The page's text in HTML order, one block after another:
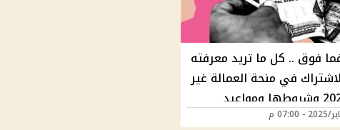
عمر 21 فما فوق .. كل ما تريد معرفته
في منحة العمالة غير
المنتظمة 2025 وشروطها ومواعيد